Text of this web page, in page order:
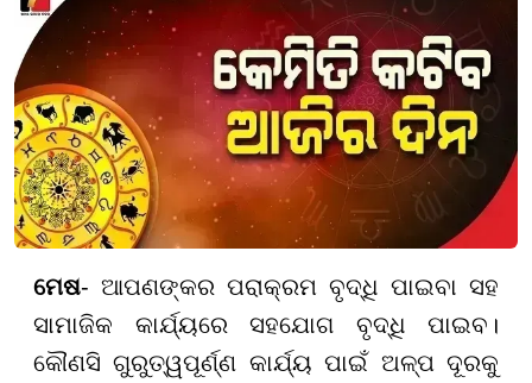
ମେଷ- ଆପଣଙ୍କର ପରାକ୍ରମ ବୃଦ୍ଧି ପାଇବା ସହ
ସାମାଜିକ କାର୍ଯ୍ୟରେ ସହଯୋଗ ବୃଦ୍ଧି ପାଇବ।
କୌଣସି ଗୁରୁତ୍ୱପୂର୍ଣ୍ଣ କାର୍ଯ୍ୟ ପାଇଁ ଅଳ୍ପ ଦୂରକୁ